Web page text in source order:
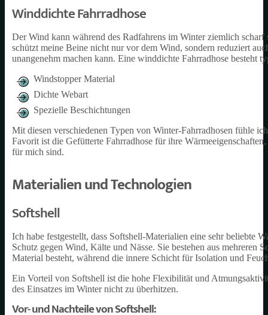
Winddichte Fahrradhose
Der Wind kann während des Radfahrens im Winter ziemlich
schützt meine Beine nicht nur vor dem Wind, sondern reduziert
unangenehm machen kann. Eine winddichte Fahrradhose besteht
Windstopper Material
Dichte Webart
Spezielle Beschichtungen
Mit diesen verschiedenen Typen von Winter-Fahrradhosen fühle
Favorit ist die Gefütterte Fahrradhose für ihre
für mich sind.
Materialien und Technologien
Softshell
Ich habe festgestellt, dass Softshell-Materialien eine sehr beliebte
Schutz gegen Wind, Kälte und Nässe. Sie bestehen aus mehreren
Material besteht, während die innere Schicht für Isolation und
Ein Vorteil von Softshell ist die hohe Flexibilität und
des Einsatzes im Winter nicht zu überhitzen.
Vor- und Nachteile von Softshell: